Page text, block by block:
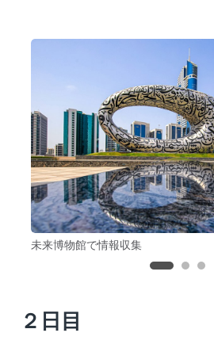
未来博物館で情報収集
２日目